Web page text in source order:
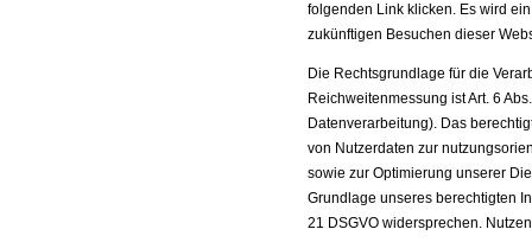
folgenden Link klicken. Es wird
zukünftigen Besuchen dieser
Die Rechtsgrundlage für die
Reichweitenmessung ist Art. 6
Datenverarbeitung). Das
von Nutzerdaten zur
sowie zur Optimierung unserer
Grundlage unseres berechtigten
21 DSGVO widersprechen.